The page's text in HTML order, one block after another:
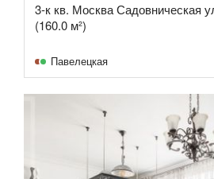
3-к кв. Москва Садовническая
(160.0 м²)
Павелецкая